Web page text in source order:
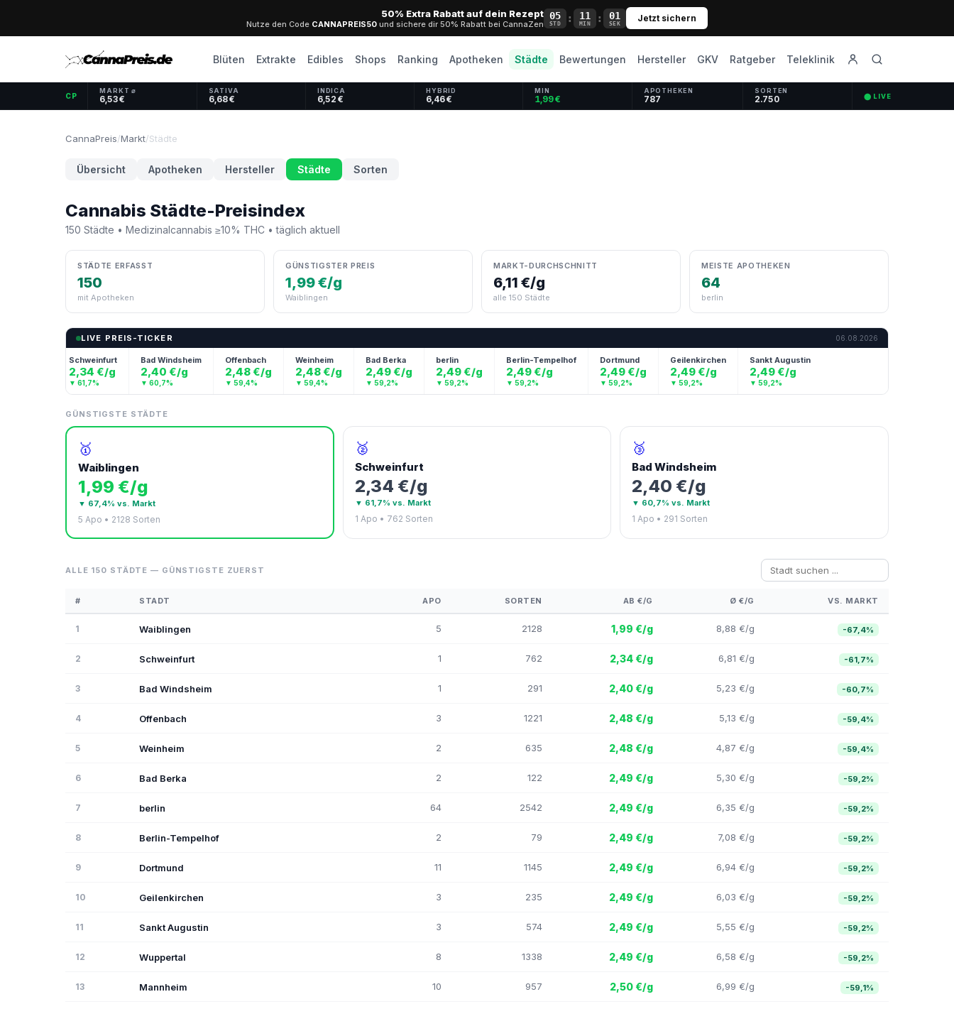
50% Extra Rabatt auf dein Rezept
Nutze den Code CANNAPREIS50 und sichere dir 50% Rabatt bei CannaZen
05
STD : 11
MIN : 01
SEK Jetzt sichern
Blüten Extrakte Edibles Shops Ranking Apotheken Städte Bewertungen Hersteller GKV Ratgeber Teleklinik
CP
MARKT ⌀
6,53 €
SATIVA
6,68 €
INDICA
6,52 €
HYBRID
6,46 €
MIN
1,99 €
APOTHEKEN
787
SORTEN
2.750 ⬤ LIVE
CannaPreis/Markt/Städte
Übersicht Apotheken Hersteller Städte Sorten
Cannabis Städte-Preisindex
150 Städte • Medizinalcannabis ≥10% THC • täglich aktuell
STÄDTE ERFASST
150
mit Apotheken
GÜNSTIGSTER PREIS
1,99 €/g
Waiblingen
MARKT-DURCHSCHNITT
6,11 €/g
alle 150 Städte
MEISTE APOTHEKEN
64
berlin
LIVE PREIS-TICKER 06.08.2026
Schweinfurt
2,34 €/g
▼ 61,7%
Bad Windsheim
2,40 €/g
▼ 60,7%
Offenbach
2,48 €/g
▼ 59,4%
Weinheim
2,48 €/g
▼ 59,4%
Bad Berka
2,49 €/g
▼ 59,2%
berlin
2,49 €/g
▼ 59,2%
Berlin-Tempelhof
2,49 €/g
▼ 59,2%
Dortmund
2,49 €/g
▼ 59,2%
Geilenkirchen
2,49 €/g
▼ 59,2%
Sankt Augustin
2,49 €/g
▼ 59,2%
GÜNSTIGSTE STÄDTE
🥇
Waiblingen
1,99 €/g
▼ 67,4% vs. Markt
5 Apo • 2128 Sorten
🥈
Schweinfurt
2,34 €/g
▼ 61,7% vs. Markt
1 Apo • 762 Sorten
🥉
Bad Windsheim
2,40 €/g
▼ 60,7% vs. Markt
1 Apo • 291 Sorten
ALLE 150 STÄDTE — GÜNSTIGSTE ZUERST
# STADT APO SORTEN AB €/G Ø €/G VS. MARKT
1 Waiblingen 5 2128 1,99 €/g 8,88 €/g -67,4%
2 Schweinfurt 1 762 2,34 €/g 6,81 €/g -61,7%
3 Bad Windsheim 1 291 2,40 €/g 5,23 €/g -60,7%
4 Offenbach 3 1221 2,48 €/g 5,13 €/g -59,4%
5 Weinheim 2 635 2,48 €/g 4,87 €/g -59,4%
6 Bad Berka 2 122 2,49 €/g 5,30 €/g -59,2%
7 berlin 64 2542 2,49 €/g 6,35 €/g -59,2%
8 Berlin-Tempelhof 2 79 2,49 €/g 7,08 €/g -59,2%
9 Dortmund 11 1145 2,49 €/g 6,94 €/g -59,2%
10 Geilenkirchen 3 235 2,49 €/g 6,03 €/g -59,2%
11 Sankt Augustin 3 574 2,49 €/g 5,55 €/g -59,2%
12 Wuppertal 8 1338 2,49 €/g 6,58 €/g -59,2%
13 Mannheim 10 957 2,50 €/g 6,99 €/g -59,1%